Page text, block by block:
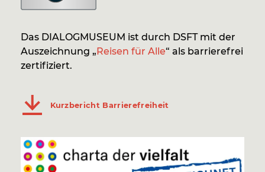
Das DIALOGMUSEUM ist durch DSFT mit der
Auszeichnung „Reisen für Alle“ als barrierefrei
zertifiziert.
Kurzbericht Barrierefreiheit